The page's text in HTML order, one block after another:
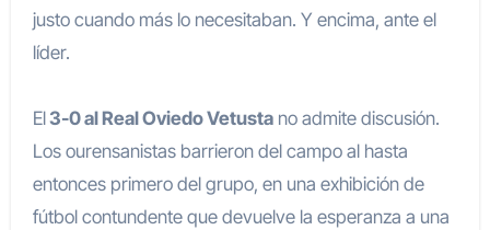
justo cuando más lo necesitaban. Y encima, ante el
líder.
El3-0 al Real Oviedo Vetustano admite discusión.
Los ourensanistas barrieron del campo al hasta
entonces primero del grupo, en una exhibición de
fútbol contundente que devuelve la esperanza a una